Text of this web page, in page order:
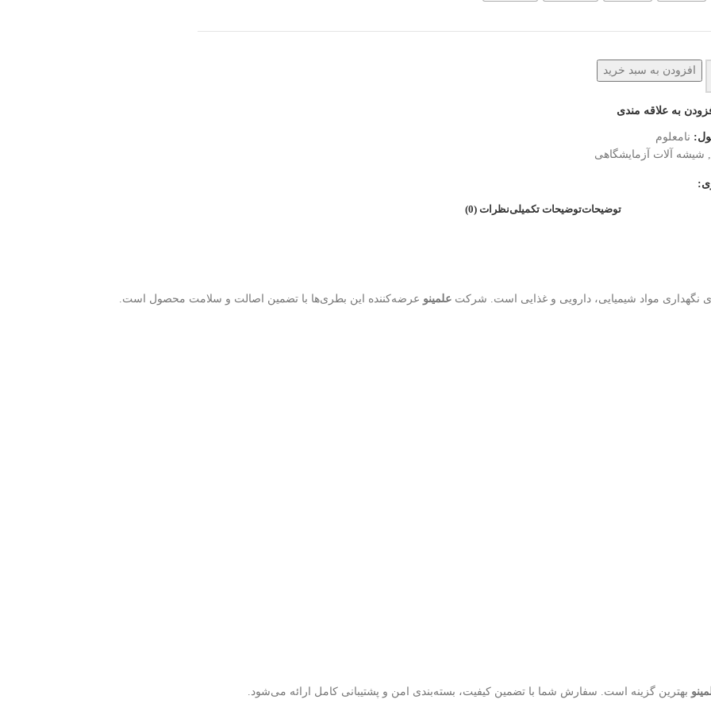
افزودن به سبد خرید
به علاقه مندی
نامعلوم
, شیشه آلات آزمایشگاهی
توضیحاتتوضیحات تکمیلینظرات (0)
نگهداری مواد شیمیایی، دارویی و غذایی است. شرکت علمینو عرضه‌کننده این بطری‌ها با تضمین اصالت و سلامت محصول است.
بهترین گزینه است. سفارش شما با تضمین کیفیت، بسته‌بندی امن و پشتیبانی کامل ارائه می‌شود.